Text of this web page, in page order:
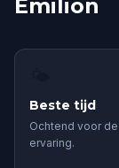
Emilion
Beste tijd
Ochtend voor
ervaring.